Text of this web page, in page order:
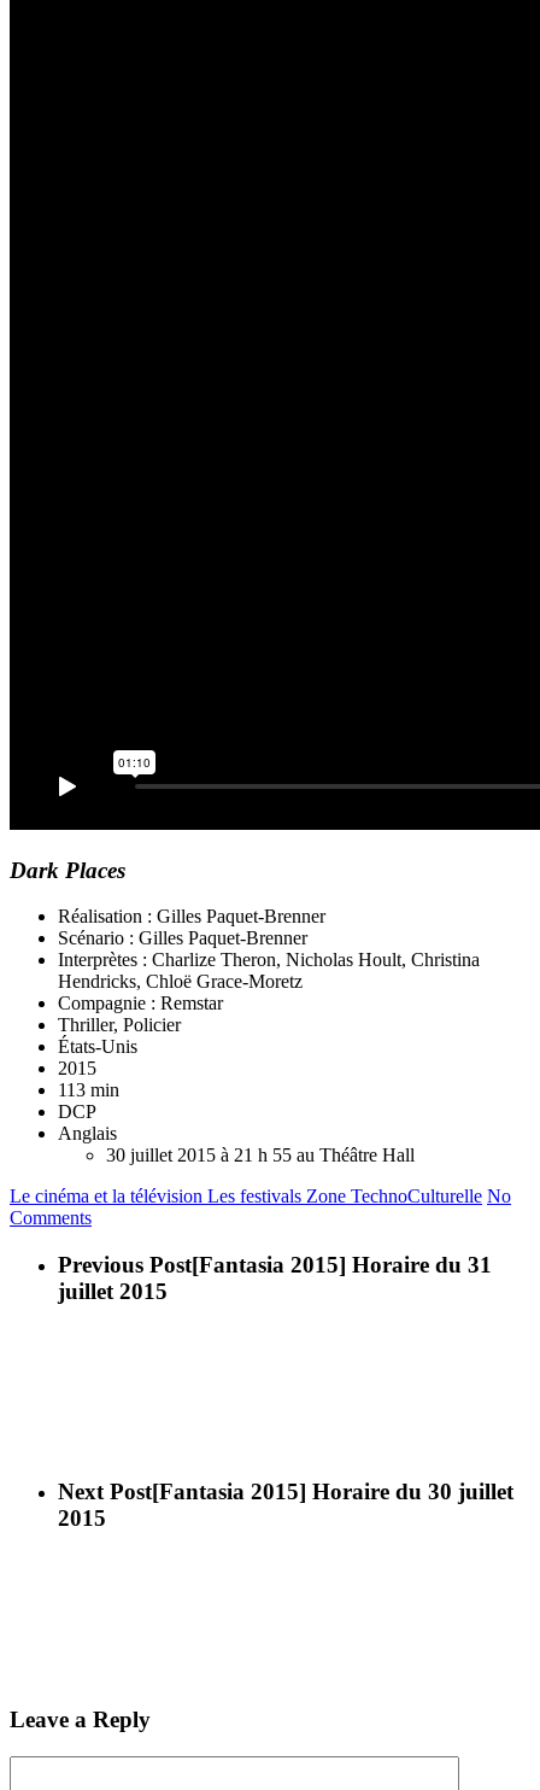
Dark Places
Réalisation : Gilles Paquet-Brenner
Scénario : Gilles Paquet-Brenner
Interprètes : Charlize Theron, Nicholas Hoult, Christina
Hendricks, Chloë Grace-Moretz
Compagnie : Remstar
Thriller, Policier
États-Unis
2015
113 min
DCP
Anglais
30 juillet 2015 à 21 h 55 au Théâtre Hall
Le cinéma et la télévision Les festivals Zone TechnoCulturelle No
Comments
Previous Post[Fantasia 2015] Horaire du 31
juillet 2015
Next Post[Fantasia 2015] Horaire du 30 juillet
2015
Leave a Reply